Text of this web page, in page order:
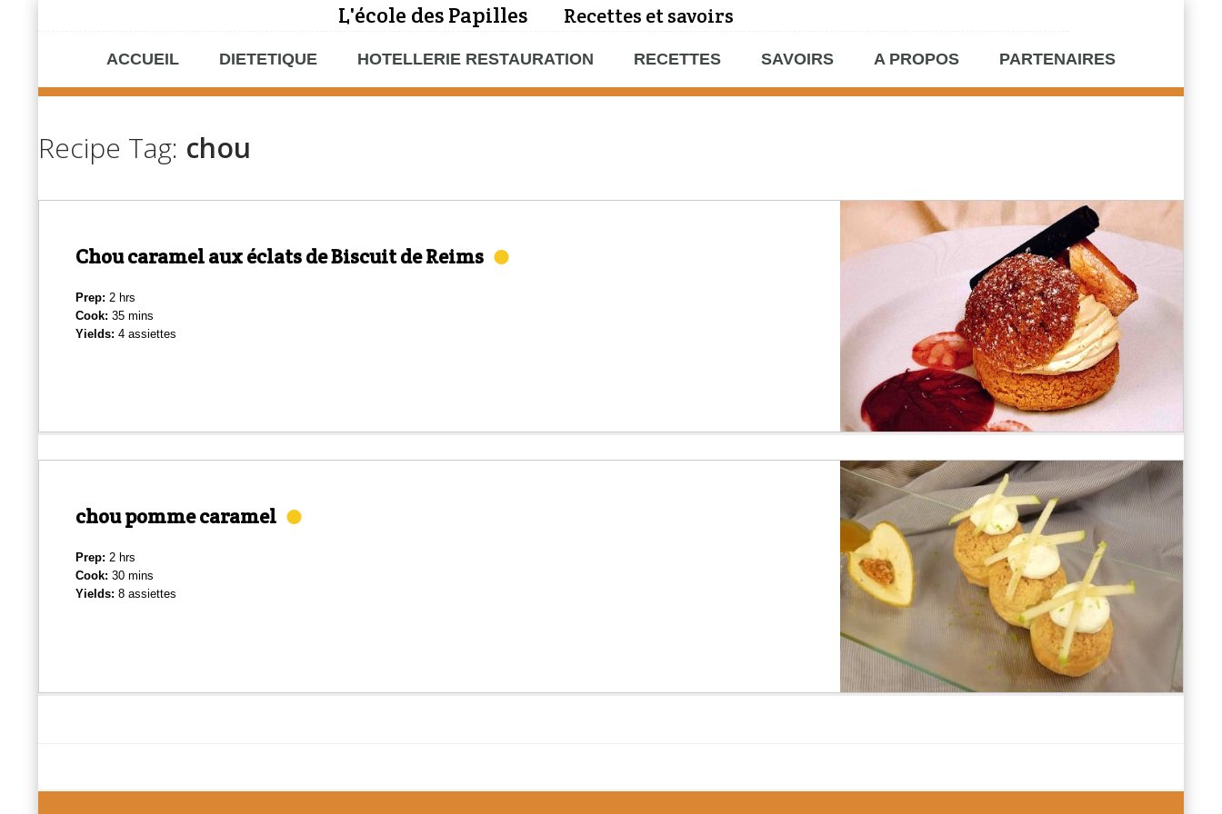
L'école des Papilles Recettes et savoirs
ACCUEIL DIETETIQUE HOTELLERIE RESTAURATION RECETTES SAVOIRS A PROPOS PARTENAIRES
Recipe Tag: chou
Chou caramel aux éclats de Biscuit de Reims
Prep: 2 hrs
Cook: 35 mins
Yields: 4 assiettes
chou pomme caramel
Prep: 2 hrs
Cook: 30 mins
Yields: 8 assiettes